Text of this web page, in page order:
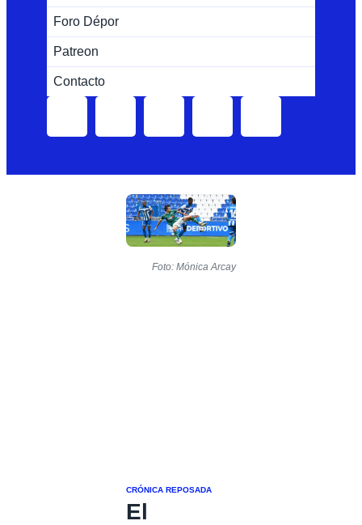
Foro Dépor
Patreon
Contacto
Foto: Mónica Arcay
CRÓNICA REPOSADA
El